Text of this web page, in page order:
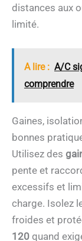
distances aux
limité.
A lire : A/C
comprendre
Gaines,
bonnes
Utilisez des
pente et
excessifs et
charge. Isolez
froides et
120 quand